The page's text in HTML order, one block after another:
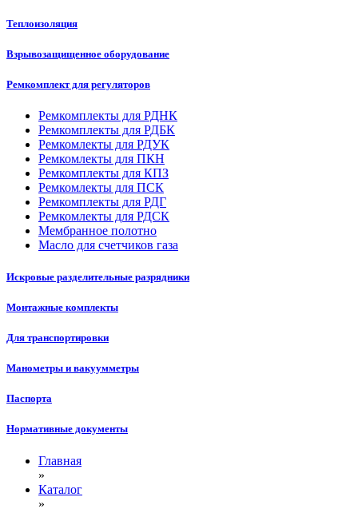
Теплоизоляция
Взрывозащищенное оборудование
Ремкомплект для регуляторов
Ремкомплекты для РДНК
Ремкомплекты для РДБК
Ремкомлекты для РДУК
Ремкомлекты для ПКН
Ремкомплекты для КПЗ
Ремкомлекты для ПСК
Ремкомплекты для РДГ
Ремкомлекты для РДСК
Мембранное полотно
Масло для счетчиков газа
Искровые разделительные разрядники
Монтажные комплекты
Для транспортировки
Манометры и вакуумметры
Паспорта
Нормативные документы
Главная
»
Каталог
»